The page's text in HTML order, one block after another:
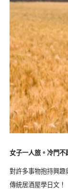
女子一人旅。冷門不
對許多事物抱持興趣
傳統居酒屋學日文！